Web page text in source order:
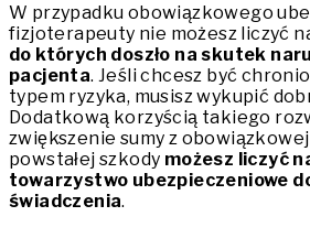
W przypadku obowiązkowego
fizjoterapeuty nie możesz liczyć
do których doszło na skutek
pacjenta. Jeśli chcesz być
typem ryzyka, musisz wykupić
Dodatkową korzyścią takiego
zwiększenie sumy z
powstałej szkody możesz liczyć
towarzystwo ubezpieczeniowe
świadczenia.